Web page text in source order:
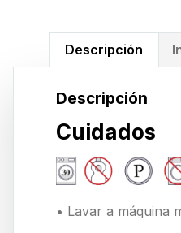
Descripción
Descripción
Cuidados
• Lavar a máquina